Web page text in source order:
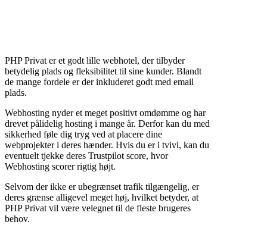
PHP Privat er et godt lille webhotel, der tilbyder
betydelig plads og fleksibilitet til sine kunder. Blandt
de mange fordele er der inkluderet godt med email
plads.
Webhosting nyder et meget positivt omdømme og har
drevet pålidelig hosting i mange år. Derfor kan du med
sikkerhed føle dig tryg ved at placere dine
webprojekter i deres hænder. Hvis du er i tvivl, kan du
eventuelt tjekke deres Trustpilot score, hvor
Webhosting scorer rigtig højt.
Selvom der ikke er ubegrænset trafik tilgængelig, er
deres grænse alligevel meget høj, hvilket betyder, at
PHP Privat vil være velegnet til de fleste brugeres
behov.